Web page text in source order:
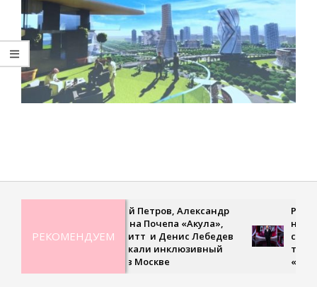
РЕКОМЕНДУЕМ
Дмитрий Петров, Александр
Ян, Оксана Почепа «Акула»,
Кира Смитт и Денис Лебедев
поддержали инклюзивный
турнир в Москве
третьем